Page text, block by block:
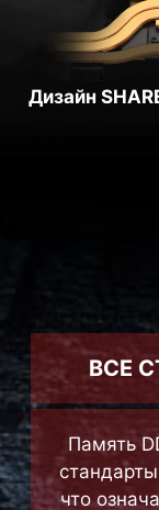
Дизайн
ВСЕ
Память
что